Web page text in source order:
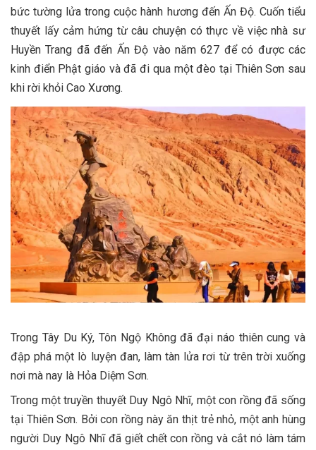
bức tường lửa trong cuộc hành hương đến Ấn Độ. Cuốn tiểu
thuyết lấy cảm hứng từ câu chuyện có thực về việc nhà sư
Huyền Trang đã đến Ấn Độ vào năm 627 để có được các
kinh điển Phật giáo và đã đi qua một đèo tại Thiên Sơn sau
khi rời khỏi Cao Xương.
Trong Tây Du Ký, Tôn Ngộ Không đã đại náo thiên cung và
đập phá một lò luyện đan, làm tàn lửa rơi từ trên trời xuống
nơi mà nay là Hỏa Diệm Sơn.
Trong một truyền thuyết Duy Ngô Nhĩ, một con rồng đã sống
tại Thiên Sơn. Bởi con rồng này ăn thịt trẻ nhỏ, một anh hùng
người Duy Ngô Nhĩ đã giết chết con rồng và cắt nó làm tám